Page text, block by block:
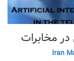
مخابرات
Iran